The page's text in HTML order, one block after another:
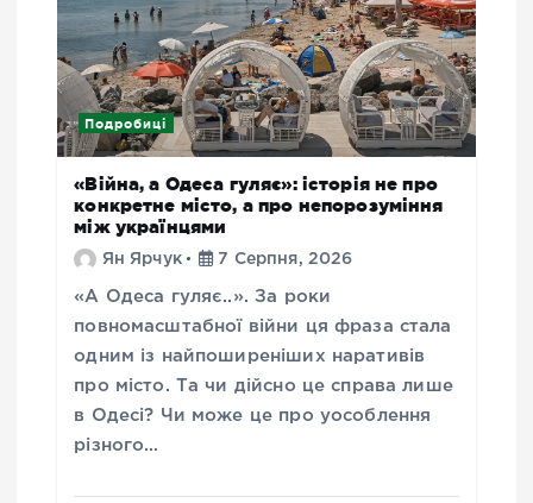
Подробиці
«Війна, а Одеса гуляє»: історія не про
конкретне місто, а про непорозуміння
між українцями
Ян Ярчук 7 Серпня, 2026
«А Одеса гуляє..». За роки
повномасштабної війни ця фраза стала
одним із найпоширеніших наративів
про місто. Та чи дійсно це справа лише
в Одесі? Чи може це про уособлення
різного…